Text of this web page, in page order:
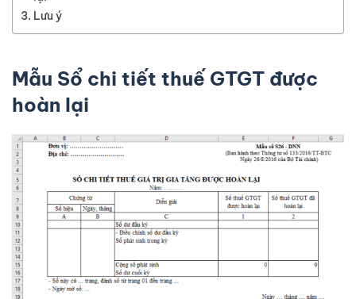
Lưu ý
Mẫu Sổ chi tiết thuế GTGT được
hoàn lại